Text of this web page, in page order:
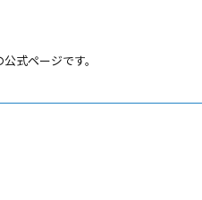
式ページです。